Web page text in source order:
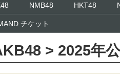
NMB48 HKT48
チケット
> 2025年